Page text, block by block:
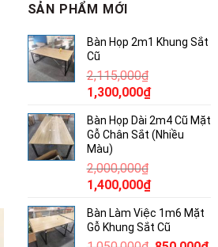
SẢN PHẨM MỚI
Bàn Họp 2m1 Khung Sắt
Cũ
2,115,000₫
Giá
là:
2,115,000₫.
1,300,000₫Giá
tại
là:
Bàn Họp Dài 2m4 Cũ Mặt
Gỗ Chân Sắt (Nhiều
Màu)
2,000,000₫
Giá
là:
2,000,000₫.
1,400,000₫Giá
tại
là:
Bàn Làm Việc 1m6 Mặt
Gỗ Khung Sắt Cũ